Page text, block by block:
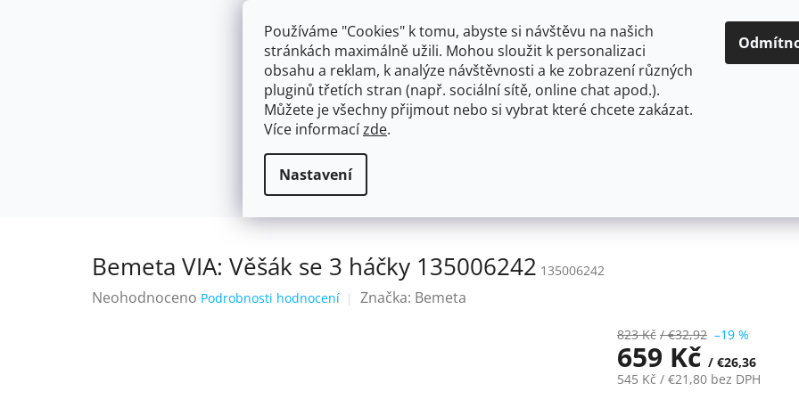
Používáme "Cookies" k tomu, abyste si návštěvu na našich
stránkách maximálně užili. Mohou sloužit k personalizaci
obsahu a reklam, k analýze návštěvnosti a ke zobrazení různých
pluginů třetích stran (např. sociální sítě, online chat apod.).
Můžete je všechny přijmout nebo si vybrat které chcete zakázat.
Více informacízde.
Nastavení
HLEDAT
NÁSTĚNNÉ 150/100MM SE SPRCHOU
Háčky a věšáky na útěrky a ručníky
Bemeta VIA: Věšák se 3 háčky 135006242 135006242
Průměrné
Neohodnoceno Podrobnosti hodnocení Značka: Bemeta
823 Kč / €32,92 –19 %
659 Kč / €26,36
545 Kč / €21,80 bez DPH